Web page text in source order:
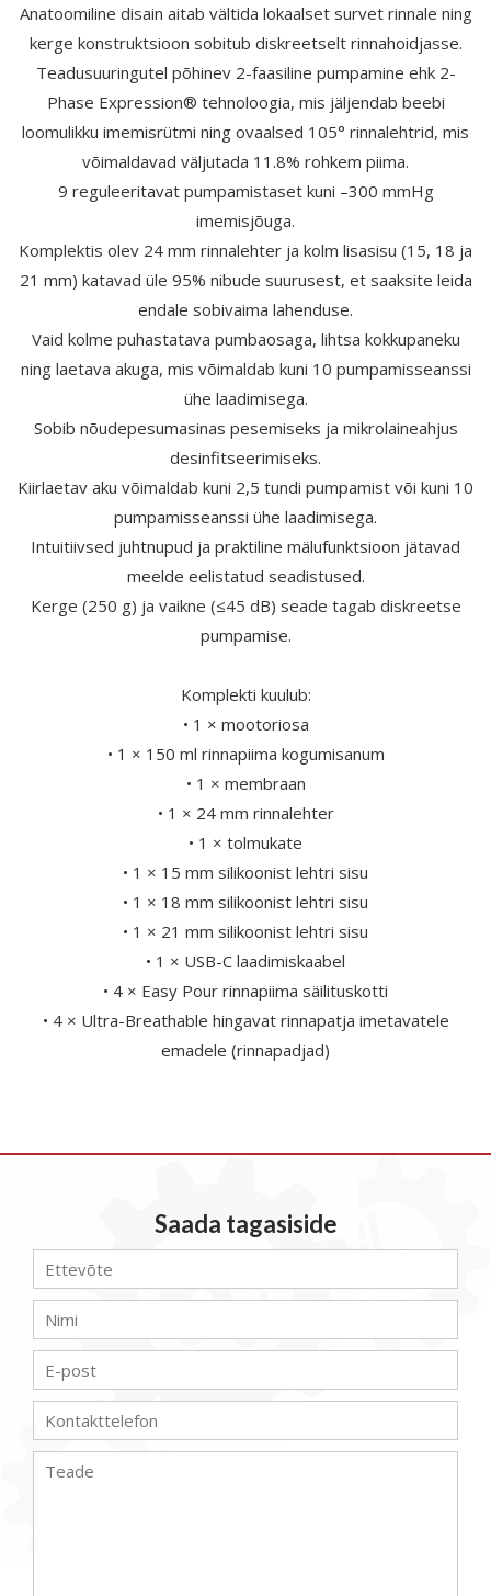
Anatoomiline disain aitab vältida lokaalset survet rinnale ning
kerge konstruktsioon sobitub diskreetselt rinnahoidjasse.
Teadusuuringutel põhinev 2-faasiline pumpamine ehk 2-
Phase Expression® tehnoloogia, mis jäljendab beebi
loomulikku imemisrütmi ning ovaalsed 105° rinnalehtrid, mis
võimaldavad väljutada 11.8% rohkem piima.
9 reguleeritavat pumpamistaset kuni –300 mmHg
imemisjõuga.
Komplektis olev 24 mm rinnalehter ja kolm lisasisu (15, 18 ja
21 mm) katavad üle 95% nibude suurusest, et saaksite leida
endale sobivaima lahenduse.
Vaid kolme puhastatava pumbaosaga, lihtsa kokkupaneku
ning laetava akuga, mis võimaldab kuni 10 pumpamisseanssi
ühe laadimisega.
Sobib nõudepesumasinas pesemiseks ja mikrolaineahjus
desinfitseerimiseks.
Kiirlaetav aku võimaldab kuni 2,5 tundi pumpamist või kuni 10
pumpamisseanssi ühe laadimisega.
Intuitiivsed juhtnupud ja praktiline mälufunktsioon jätavad
meelde eelistatud seadistused.
Kerge (250 g) ja vaikne (≤45 dB) seade tagab diskreetse
pumpamise.
Komplekti kuulub:
• 1 × mootoriosa
• 1 × 150 ml rinnapiima kogumisanum
• 1 × membraan
• 1 × 24 mm rinnalehter
• 1 × tolmukate
• 1 × 15 mm silikoonist lehtri sisu
• 1 × 18 mm silikoonist lehtri sisu
• 1 × 21 mm silikoonist lehtri sisu
• 1 × USB-C laadimiskaabel
• 4 × Easy Pour rinnapiima säilituskotti
• 4 × Ultra-Breathable hingavat rinnapatja imetavatele
emadele (rinnapadjad)
Saada tagasiside